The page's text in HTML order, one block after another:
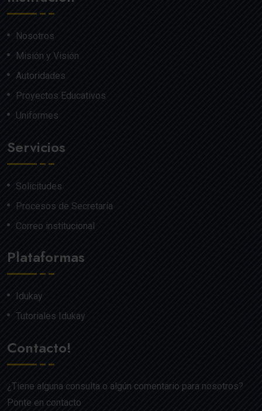
Nosotros
Misión y Visión
Autoridades
Proyectos Educativos
Uniformes
Servicios
Solicitudes
Procesos de Secretaría
Correo institucional
Plataformas
Idukay
Tutoriales Idukay
Contacto!
¿Tiene alguna consulta o algún comentario para nosotros?
Ponte en contacto